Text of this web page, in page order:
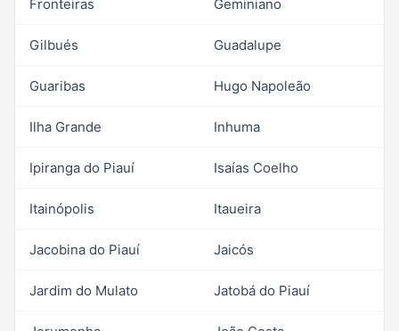
Fronteiras Geminiano
Gilbués Guadalupe
Guaribas Hugo Napoleão
Ilha Grande Inhuma
Ipiranga do Piauí Isaías Coelho
Itainópolis Itaueira
Jacobina do Piauí Jaicós
Jardim do Mulato Jatobá do Piauí